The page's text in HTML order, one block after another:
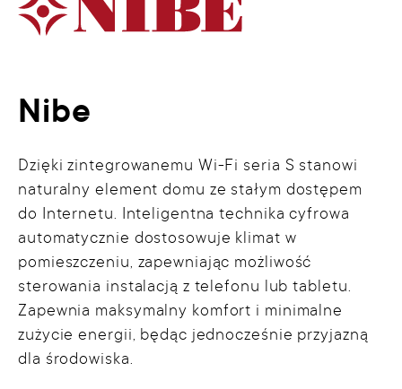
Nibe
Dzięki zintegrowanemu Wi-Fi seria S stanowi
naturalny element domu ze stałym dostępem
do Internetu. Inteligentna technika cyfrowa
automatycznie dostosowuje klimat w
pomieszczeniu, zapewniając możliwość
sterowania instalacją z telefonu lub tabletu.
Zapewnia maksymalny komfort i minimalne
zużycie energii, będąc jednocześnie przyjazną
dla środowiska.